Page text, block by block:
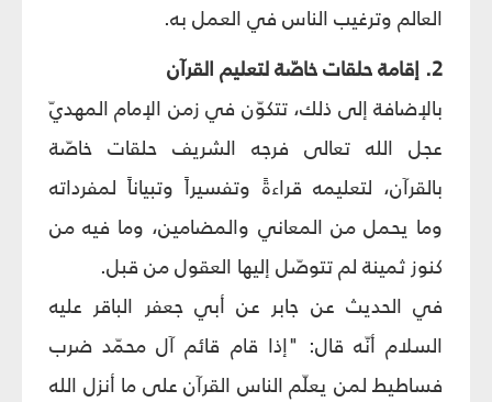
العالم وترغيب الناس في العمل به.
2. إقامة حلقات خاصّة لتعليم القرآن
بالإضافة إلى ذلك، تتكوّن في زمن الإمام المهديّ
عجل الله تعالى فرجه الشريف حلقات خاصّة
بالقرآن، لتعليمه قراءةً وتفسيراً وتبياناً لمفرداته
وما يحمل من المعاني والمضامين، وما فيه من
كنوز ثمينة لم تتوصّل إليها العقول من قبل.
في الحديث عن جابر عن أبي جعفر الباقر عليه
السلام أنّه قال: "إذا قام قائم آل محمّد ضرب
فساطيط لمن يعلّم الناس القرآن على ما أنزل الله